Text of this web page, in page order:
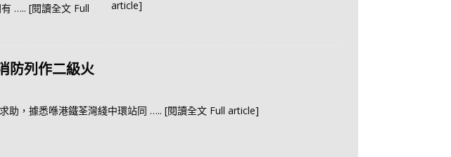
….. [閱讀全文 Full
article]
防列作二級火
助，據悉喺港鐵荃灣綫中環站同 ….. [閱讀全文 Full article]